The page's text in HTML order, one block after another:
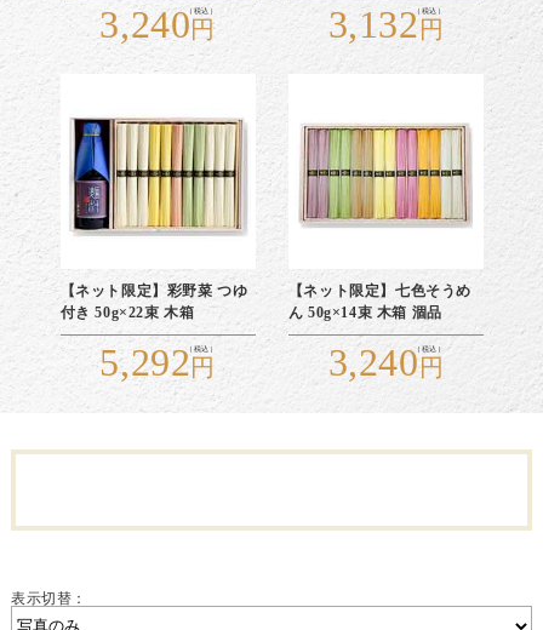
3,240 3,132
【ネット限定】彩野菜 つゆ
付き 50g×22束 木箱
5,292
【ネット限定】七色そうめ
ん 50g×14束 木箱 涸品
3,240
表示切替：